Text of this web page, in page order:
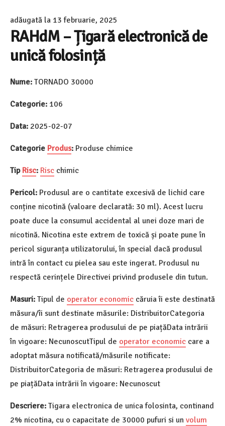
adăugată la 13 februarie, 2025
RAHdM – Țigară electronică de
unică folosință
Nume: TORNADO 30000
Categorie: 106
Data: 2025-02-07
Categorie Produs: Produse chimice
Tip Risc: Risc chimic
Pericol: Produsul are o cantitate excesivă de lichid care
conține nicotină (valoare declarată: 30 ml). Acest lucru
poate duce la consumul accidental al unei doze mari de
nicotină. Nicotina este extrem de toxică și poate pune în
pericol siguranța utilizatorului, în special dacă produsul
intră în contact cu pielea sau este ingerat. Produsul nu
respectă cerințele Directivei privind produsele din tutun.
Masuri: Tipul de operator economic căruia îi este destinată
măsura/îi sunt destinate măsurile: DistribuitorCategoria
de măsuri: Retragerea produsului de pe piațăData intrării
în vigoare: NecunoscutTipul de operator economic care a
adoptat măsura notificată/măsurile notificate:
DistribuitorCategoria de măsuri: Retragerea produsului de
pe piațăData intrării în vigoare: Necunoscut
Descriere: Tigara electronica de unica folosinta, continand
2% nicotina, cu o capacitate de 30000 pufuri si un volum